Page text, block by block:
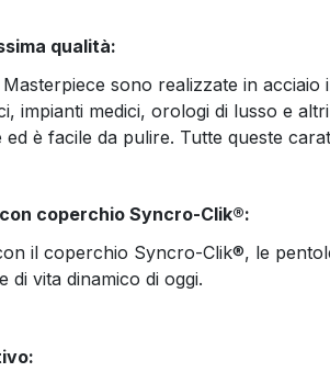
qualità:
sono realizzate in
impianti medici, orologi di lusso e
ed è facile da pulire. Tutte queste
coperchio Syncro-Clik®:
il coperchio Syncro-Clik®, le
di vita dinamico di oggi.